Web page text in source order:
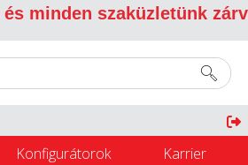
minden szaküzletünk
Belépés
Konfigurátorok Karrier